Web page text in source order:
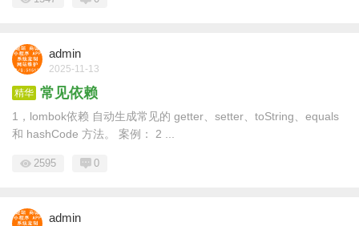
admin
2025-11-13
精华 常见依赖
1，lombok依赖 自动生成常见的 getter、setter、toString、equals
和 hashCode 方法。 案例： 2 ...
2595 0
admin